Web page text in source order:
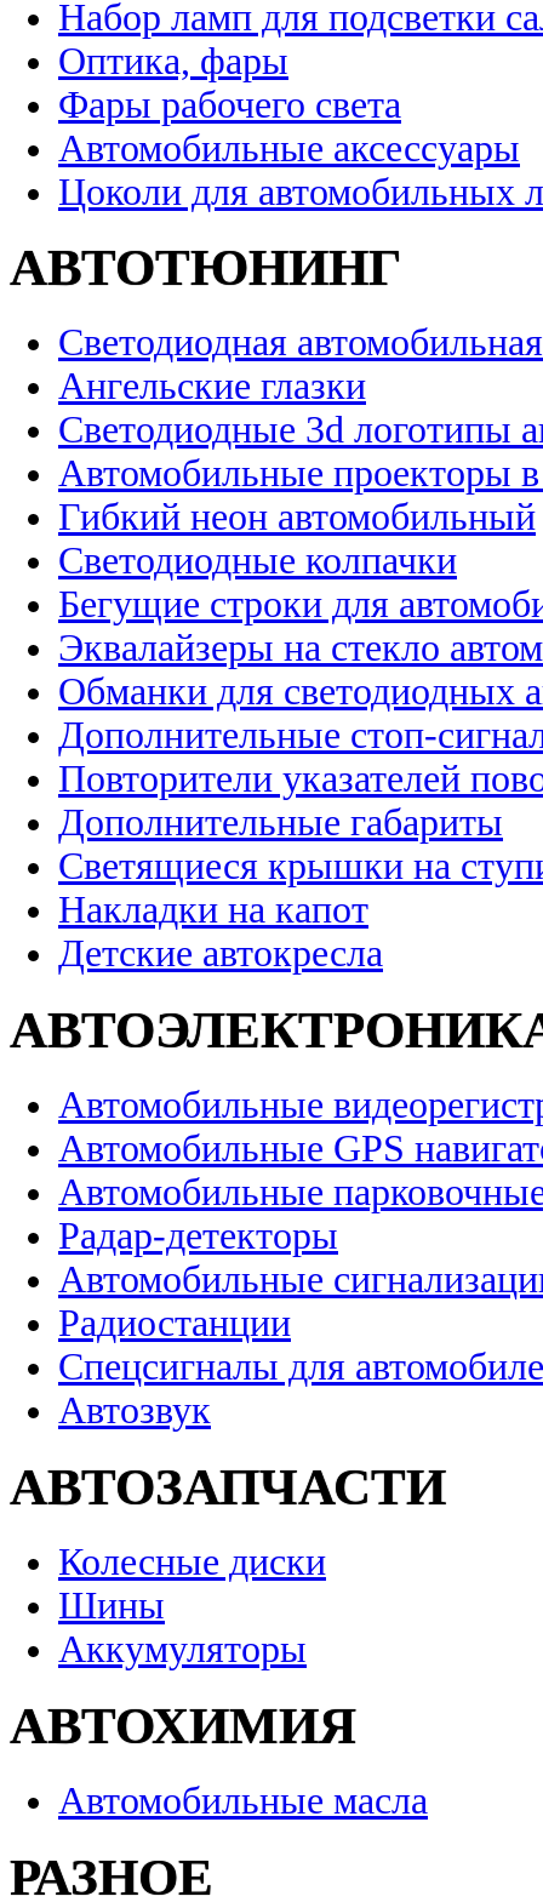
Набор ламп для подсветки
Оптика, фары
Фары рабочего света
Автомобильные аксессуары
Цоколи для автомобильных
АВТОТЮНИНГ
Светодиодная
Ангельские глазки
Светодиодные 3d логотипы
Автомобильные проекторы
Гибкий неон автомобильный
Светодиодные колпачки
Бегущие строки для
Эквалайзеры на стекло
Обманки для светодиодных
Дополнительные стоп-
Повторители указателей
Дополнительные габариты
Светящиеся крышки на
Накладки на капот
Детские автокресла
Автомобильные
Автомобильные GPS
Автомобильные
Радар-детекторы
Автомобильные
Радиостанции
Спецсигналы для
Автозвук
АВТОЗАПЧАСТИ
Колесные диски
Шины
Аккумуляторы
АВТОХИМИЯ
Автомобильные масла
РАЗНОЕ